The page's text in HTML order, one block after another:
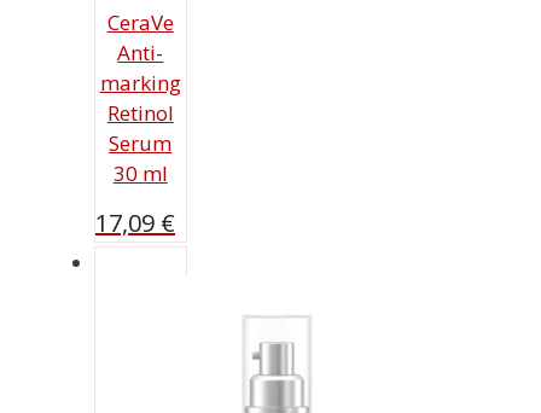
CeraVe
Anti-
marking
Retinol
Serum
30 ml
17,09 €